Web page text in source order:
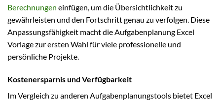
Berechnungen einfügen, um die Übersichtlichkeit zu
gewährleisten und den Fortschritt genau zu verfolgen. Diese
Anpassungsfähigkeit macht die Aufgabenplanung Excel
Vorlage zur ersten Wahl für viele professionelle und
persönliche Projekte.
Kostenersparnis und Verfügbarkeit
Im Vergleich zu anderen Aufgabenplanungstools bietet Excel